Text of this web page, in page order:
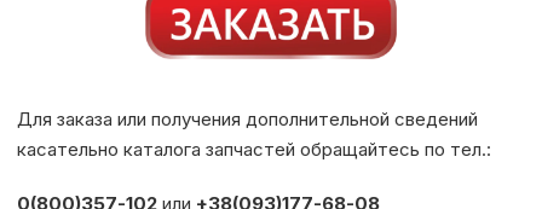
Для заказа или получения дополнительной сведений
касательно каталога запчастей обращайтесь по тел.:
0(800)357-102 или +38(093)177-68-08